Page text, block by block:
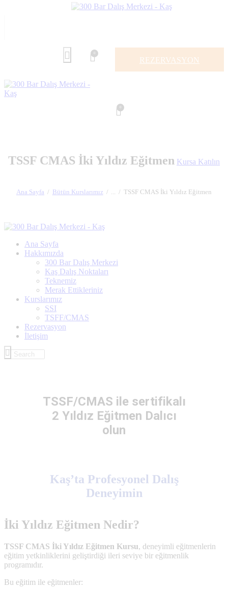
REZERVASYON
TSSF CMAS İki Yıldız Eğitmen Kursa Katılın
Ana Sayfa Bütün Kurslarımız ... TSSF CMAS İki Yıldız Eğitmen
Ana Sayfa
Hakkımızda
300 Bar Dalış Merkezi
Kaş Dalış Noktaları
Teknemiz
Merak Ettikleriniz
Kurslarımız
SSI
TSFF/CMAS
Rezervasyon
İletişim
TSSF/CMAS ile sertifikalı
2 Yıldız Eğitmen Dalıcı
olun
Kaş’ta Profesyonel Dalış
Deneyimin
İki Yıldız Eğitmen Nedir?
TSSF CMAS İki Yıldız Eğitmen Kursu, deneyimli eğitmenlerin
eğitim yetkinliklerini geliştirdiği ileri seviye bir eğitmenlik
programıdır.
Bu eğitim ile eğitmenler: